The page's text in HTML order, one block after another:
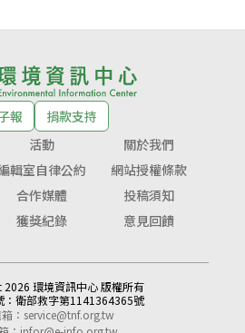
報
捐款支持
活動
關於我們
輯室自律公約
網站授權條款
合作媒體
投稿須知
獲獎紀錄 意見回饋
環境資訊中心 版權所有
衛部救字第1141364365號
： service@tnf.org.tw